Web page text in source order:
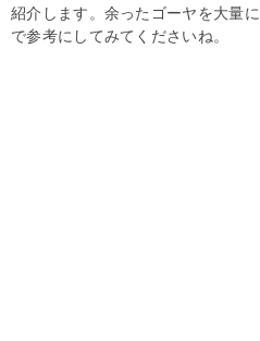
紹介します。余ったゴーヤを大量
で参考にしてみてくださいね。